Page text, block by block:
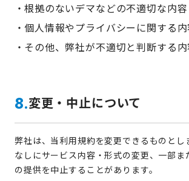
根拠のないデマなどの不適切な内容
個人情報やプライバシーに関する内
その他、弊社が不適切と判断する内
8.変更・中止について
弊社は、当利用規約を変更できるものとし
なしにサービス内容・形式の変更、一部ま
の提供を中止することがあります。